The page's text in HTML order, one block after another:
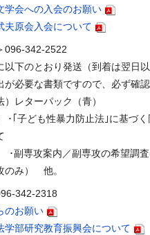
学会への入会のお願い
夫原会入会について
096-342-2522
以下のとおり発送（到着は翌日以
が必要な書類ですので、必ず確認
レターパック（青）
･｢子ども性暴力防止法｣に基づ
内／副専攻の希望調査に
のみ） 他。
342-2318
のお願い
学部研究教育振興会について